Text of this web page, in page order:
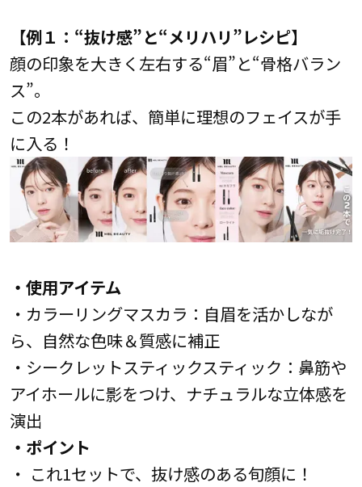
【例１：“抜け感”と“メリハリ”レシピ】
顔の印象を大きく左右する“眉”と“骨格バラン
ス”。
この2本があれば、簡単に理想のフェイスが手
に入る！
・使用アイテム
・カラーリングマスカラ：自眉を活かしなが
ら、自然な色味＆質感に補正
・シークレットスティックスティック：鼻筋や
アイホールに影をつけ、ナチュラルな立体感を
演出
・ポイント
・ これ1セットで、抜け感のある旬顔に！